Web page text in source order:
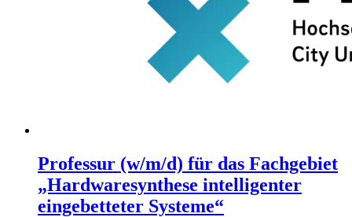
Professur (w/m/d) für das Fachgebiet
„Hardwaresynthese intelligenter
eingebetteter Systeme“